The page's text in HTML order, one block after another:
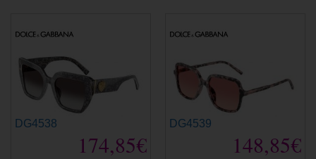
DG4538
174,85€
DG4539
148,85€